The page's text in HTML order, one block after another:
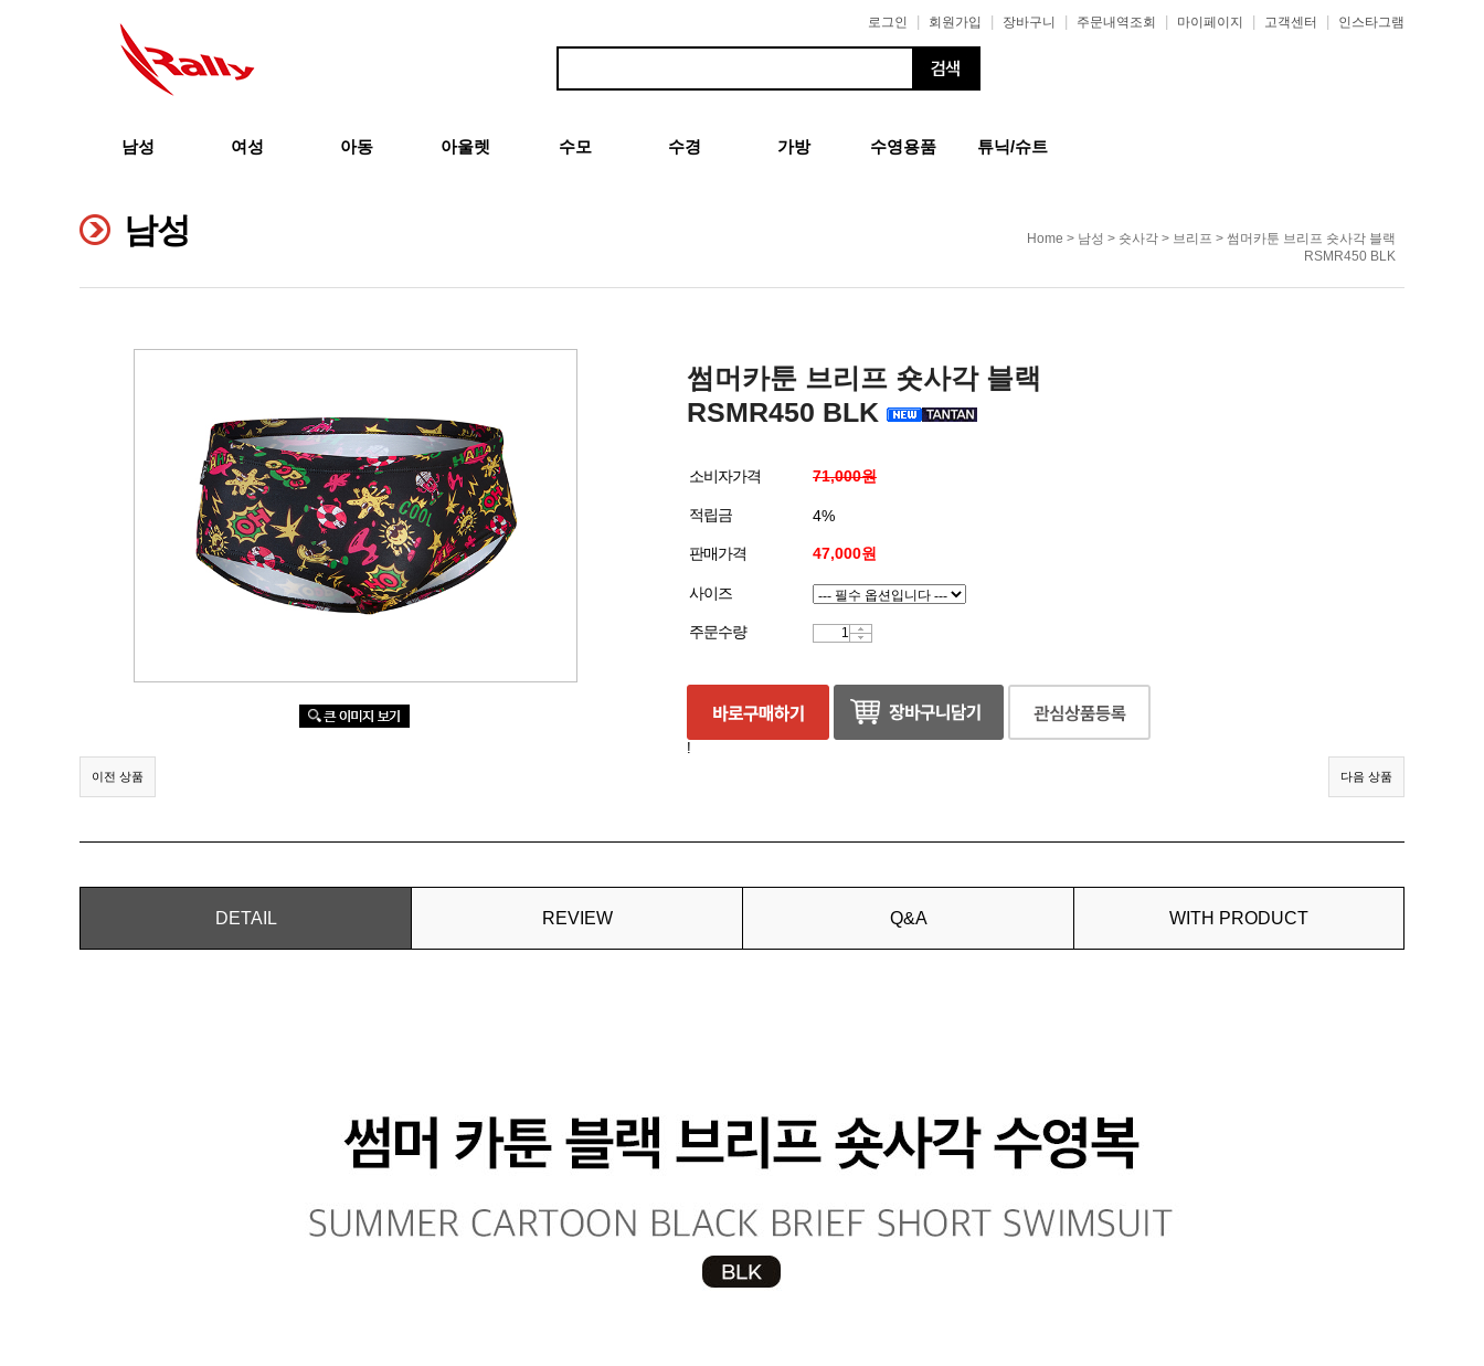
로그인 회원가입 장바구니 주문내역조회 마이페이지 고객센터 인스타그램
남성 여성 아동 아울렛 수모 수경 가방 수영용품 튜닉/슈트
남성 Home > 남성 > 숏사각 > 브리프 > 썸머카툰 브리프 숏사각 블랙
RSMR450 BLK
썸머카툰 브리프 숏사각 블랙
RSMR450 BLK
소비자가격 71,000원
적립금 4%
판매가격 47,000원
사이즈
주문수량
!
이전 상품 다음 상품
DETAIL REVIEW Q&A WITH PRODUCT